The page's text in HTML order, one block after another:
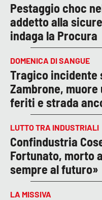
Pestaggio choc
addetto alla
indaga la Procura
DOMENICA DI SANGUE
Tragico incidente
Zambrone,
feriti e strada
LUTTO TRA INDUSTRIALI
Confindustria
Fortunato, morto
sempre al futuro»
LA MISSIVA